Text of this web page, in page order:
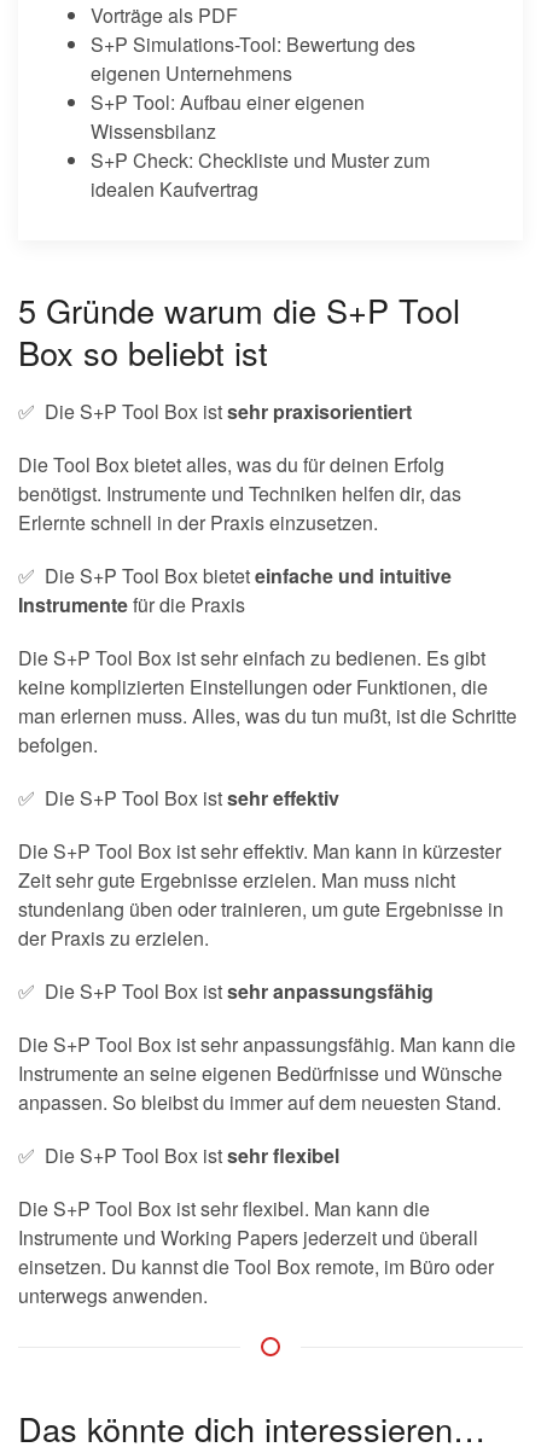
Vorträgeals PDF
S+P Simulations-Tool: Bewertung des
eigenen Unternehmens
S+P Tool: Aufbau einer eigenen
Wissensbilanz
S+P Check: Checkliste und Muster zum
idealen Kaufvertrag
5 Gründe warum die S+P Tool
Box so beliebt ist
✅ Die S+P Tool Box istsehr praxisorientiert
Die Tool Box bietet alles, was du für deinen Erfolg
benötigst. Instrumente und Techniken helfen dir, das
Erlernte schnell in der Praxis einzusetzen.
✅ Die S+P Tool Box bieteteinfache und intuitive
Instrumentefür die Praxis
Die S+P Tool Box ist sehr einfach zu bedienen. Es gibt
keine komplizierten Einstellungen oder Funktionen, die
man erlernen muss. Alles, was du tun mußt, ist die Schritte
befolgen.
✅ Die S+P Tool Box istsehr effektiv
Die S+P Tool Box ist sehr effektiv. Man kann in kürzester
Zeit sehr gute Ergebnisse erzielen. Man muss nicht
stundenlang üben oder trainieren, um gute Ergebnisse in
der Praxis zu erzielen.
✅ Die S+P Tool Box istsehr anpassungsfähig
Die S+P Tool Box ist sehr anpassungsfähig. Man kann die
Instrumente an seine eigenen Bedürfnisse und Wünsche
anpassen. So bleibst du immer auf dem neuesten Stand.
✅ Die S+P Tool Box istsehr flexibel
Die S+P Tool Box ist sehr flexibel. Man kann die
Instrumente und Working Papers jederzeit und überall
einsetzen. Du kannst die Tool Box remote, im Büro oder
unterwegs anwenden.
Das könnte dich interessieren…